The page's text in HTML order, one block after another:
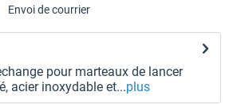
Envoi de courrier
pour marteaux de lancer
acier inoxydable et...plus